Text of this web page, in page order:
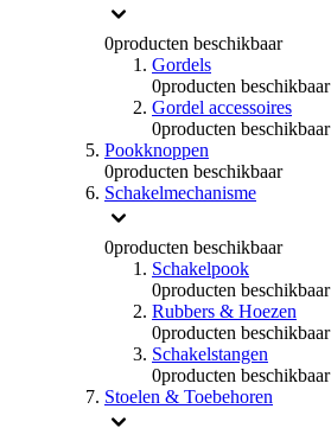
0producten beschikbaar
Gordels
0producten beschikbaar
Gordel accessoires
0producten beschikbaar
Pookknoppen
0producten beschikbaar
Schakelmechanisme
0producten beschikbaar
Schakelpook
0producten beschikbaar
Rubbers & Hoezen
0producten beschikbaar
Schakelstangen
0producten beschikbaar
Stoelen & Toebehoren